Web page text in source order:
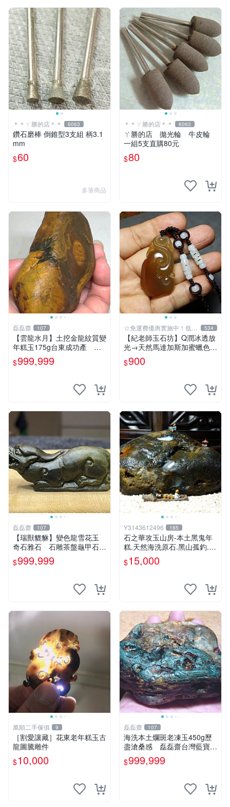
＊＊ㄚ勝的店＊＊ 6063
鑽石磨棒 倒錐型3支組 柄3.1
mm
$60
多筆商品
＊＊ㄚ勝的店＊＊ 6063
ㄚ勝的店 拋光輪 牛皮輪
一組5支直購80元
$80
磊磊齋 107
【雲龍水月】土挖金龍紋質變
年糕玉175g台東成功產 磊
磊齋寄石代客製石雕研磨拋光
養護盤珠東玉東海岸心臟石黑
$999,999
☆免運費優惠實施中！低於
批發價
534
【紀老師玉石坊】Q潤冰透放
光→天然馬達加斯加蜜蠟色玉
髓手工項鍊{福祿貔貅}MD-50
※正能量→聚氣招財、驅邪吉
$900
磊磊齋 107
【瑞獸貔貅】變色龍雪花玉
奇石雅石 石雕茶盤龜甲石雕
太極石太極玉太極禪太極台灣
藍寶石花東玉石總統石老撾石
$999,999
Y3143612496 185
石之華攻玉山房-本土黑鬼年
糕.天然海洗原石.黑山孤釣.1
6.5*9*9cm.
$15,000
萬順二手傢俱 9
［割愛讓藏］花東老年糕玉古
龍圖騰雕件
$10,000
磊磊齋 107
海洗本土爛斑老凍玉450g歷
盡滄桑感 磊磊齋台灣藍寶石
東玉東海岸心臟石黑年糕玉髓
秀姑玉鳳梨芋仔玉總統石雕石
$999,999